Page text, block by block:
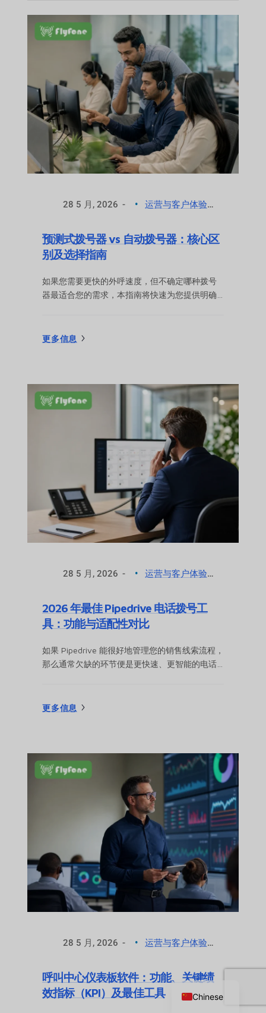
28 5 月, 2026 运营与客户体验优化
预测式拨号器 vs 自动拨号器：核心区
别及选择指南
如果您需要更快的外呼速度，但不确定哪种拨号
器最适合您的需求，本指南将快速为您提供明确
（auto dialer），内容涵盖二者的工作原理、各自
更多信息
28 5 月, 2026 运营与客户体验优化
2026 年最佳 Pipedrive 电话拨号工
具：功能与适配性对比
如果 Pipedrive 能很好地管理您的销售线索流程，
那么通常欠缺的环节便是更快速、更智能的电话
电话拨号器工具。您将了解到：哪些选项适配不
更多信息
28 5 月, 2026 运营与客户体验优化
呼叫中心仪表板软件：功能、关键绩
效指标（KPI）及最佳工具
Chinese
English